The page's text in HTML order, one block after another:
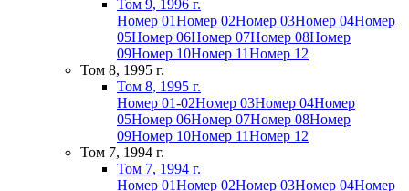
Том 9, 1996 г.
Номер 01Номер 02Номер 03Номер 04Номер
05Номер 06Номер 07Номер 08Номер
09Номер 10Номер 11Номер 12
Том 8, 1995 г.
Том 8, 1995 г.
Номер 01-02Номер 03Номер 04Номер
05Номер 06Номер 07Номер 08Номер
09Номер 10Номер 11Номер 12
Том 7, 1994 г.
Том 7, 1994 г.
Номер 01Номер 02Номер 03Номер 04Номер